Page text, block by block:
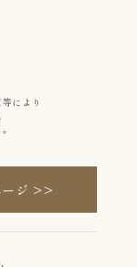
により
ジ >>